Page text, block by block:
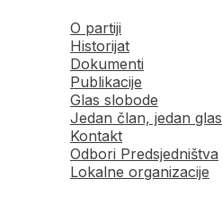
O partiji
Historijat
Dokumenti
Publikacije
Glas slobode
Jedan član, jedan glas
Kontakt
Odbori Predsjedništva
Lokalne organizacije